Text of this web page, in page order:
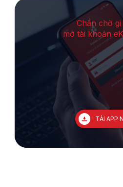
Chần chờ
mở tài khoản
TẢI APP